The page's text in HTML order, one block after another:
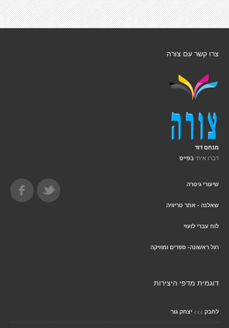
צרו קשר עם צורה
מנחם דוד
דברו איתי בפייס
שיעורי גיטרה
שאלנה - אתר טריוויה
לוח עברי לועזי
רגל ראשונה- ספרים ומוזיקה
דוגמית מדפי היצירות
לחבק >>> יצחק גור